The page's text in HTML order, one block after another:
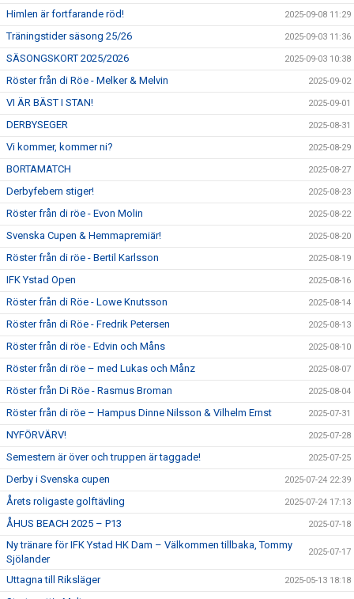
Himlen är fortfarande röd! 2025-09-08 11:29
Träningstider säsong 25/26 2025-09-03 11:36
SÄSONGSKORT 2025/2026 2025-09-03 10:38
Röster från di Röe - Melker & Melvin 2025-09-02
VI ÄR BÄST I STAN! 2025-09-01
DERBYSEGER 2025-08-31
Vi kommer, kommer ni? 2025-08-29
BORTAMATCH 2025-08-27
Derbyfebern stiger! 2025-08-23
Röster från di röe - Evon Molin 2025-08-22
Svenska Cupen & Hemmapremiär! 2025-08-20
Röster från di röe - Bertil Karlsson 2025-08-19
IFK Ystad Open 2025-08-16
Röster från di Röe - Lowe Knutsson 2025-08-14
Röster från di Röe - Fredrik Petersen 2025-08-13
Röster från di röe - Edvin och Måns 2025-08-10
Röster från di röe – med Lukas och Månz 2025-08-07
Röster från Di Röe - Rasmus Broman 2025-08-04
Röster från di röe – Hampus Dinne Nilsson & Vilhelm Ernst 2025-07-31
NYFÖRVÄRV! 2025-07-28
Semestern är över och truppen är taggade! 2025-07-25
Derby i Svenska cupen 2025-07-24 22:39
Årets roligaste golftävling 2025-07-24 17:13
ÅHUS BEACH 2025 – P13 2025-07-18
Ny tränare för IFK Ystad HK Dam – Välkommen tillbaka, Tommy
Sjölander
2025-07-17
Uttagna till Riksläger 2025-05-13 18:18